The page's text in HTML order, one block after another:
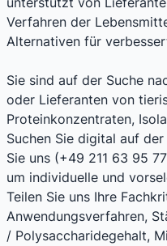
Verfahren der
Alternativen für
Sie sind auf der Suche
oder Lieferanten von
Proteinkonzentraten,
Suchen Sie digital auf
Sie uns (+49 211 63 95
um individuelle und
Teilen Sie uns Ihre
Anwendungsverfahren,
/ Polysaccharidegehalt,